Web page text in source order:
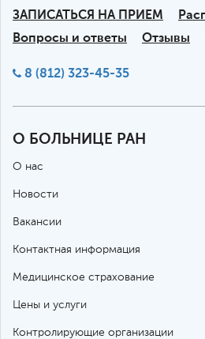
ЗАПИСАТЬСЯ НА ПРИЕМ
Вопросы и ответы
Отзывы
8 (812) 323-45-35
О БОЛЬНИЦЕ РАН
О нас
Новости
Вакансии
Контактная информация
Медицинское страхование
Цены и услуги
Контролирующие организации